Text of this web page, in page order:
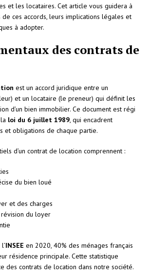
et les locataires. Cet article vous guidera à
ces accords, leurs implications légales et
à adopter.
des contrats de
est un accord juridique entre un
et un locataire (le preneur) qui définit les
d’un bien immobilier. Ce document est régi
loi du 6 juillet 1989, qui encadrent
et obligations de chaque partie.
d’un contrat de location comprennent :
du bien loué
et des charges
révision du loyer
INSEE en 2020, 40% des ménages français
résidence principale. Cette statistique
des contrats de location dans notre société.